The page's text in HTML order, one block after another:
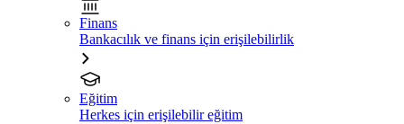
Finans
Bankacılık ve finans için erişilebilirlik
Eğitim
Herkes için erişilebilir eğitim